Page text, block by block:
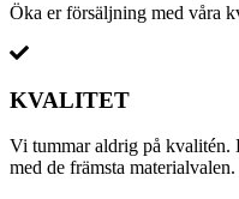
Öka er försäljning med våra
KVALITET
Vi tummar aldrig på kvalitén.
med de främsta materialvalen.